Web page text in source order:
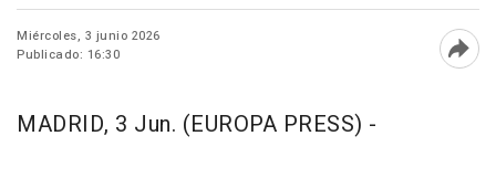
Miércoles, 3 junio 2026
Publicado: 16:30
MADRID, 3 Jun. (EUROPA PRESS) -